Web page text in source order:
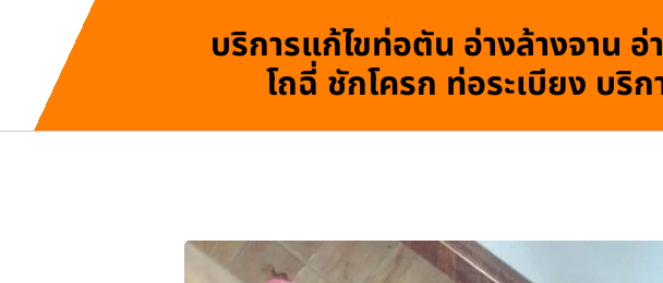
บริการแก้ไขท่อตัน อ่างล้างจาน
โถฉี่ ชักโครก ท่อระเบียง บริก